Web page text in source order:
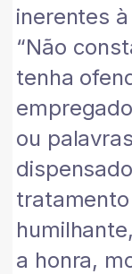
inerentes
“Não
tenha
ou
a honra,